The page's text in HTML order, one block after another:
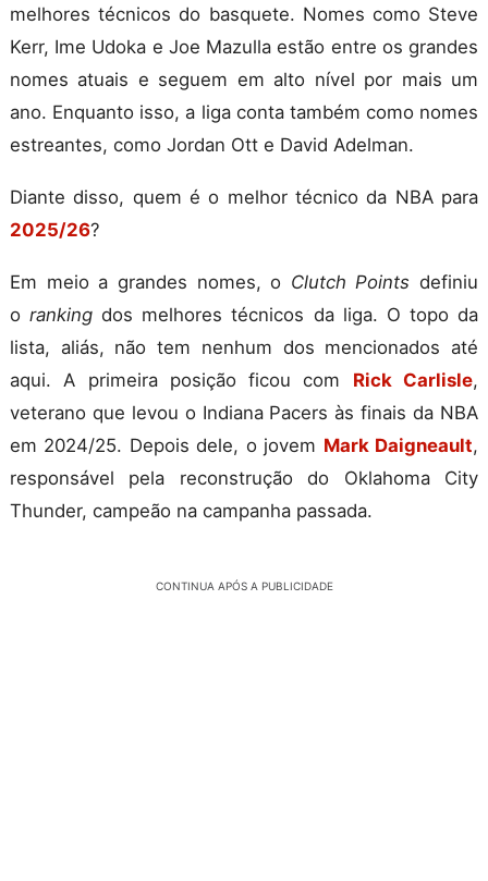
melhores técnicos do basquete. Nomes como Steve
Kerr, Ime Udoka e Joe Mazulla estão entre os grandes
nomes atuais e seguem em alto nível por mais um
ano. Enquanto isso, a liga conta também como nomes
estreantes, como Jordan Ott e David Adelman.
Diante disso, quem é o melhor técnico da NBA para
2025/26?
Em meio a grandes nomes, o Clutch Points definiu
oranking dos melhores técnicos da liga. O topo da
lista, aliás, não tem nenhum dos mencionados até
aqui. A primeira posição ficou com Rick Carlisle,
veterano que levou o Indiana Pacers às finais da NBA
em 2024/25. Depois dele, o jovem Mark Daigneault,
responsável pela reconstrução do Oklahoma City
Thunder, campeão na campanha passada.
CONTINUA APÓS A PUBLICIDADE